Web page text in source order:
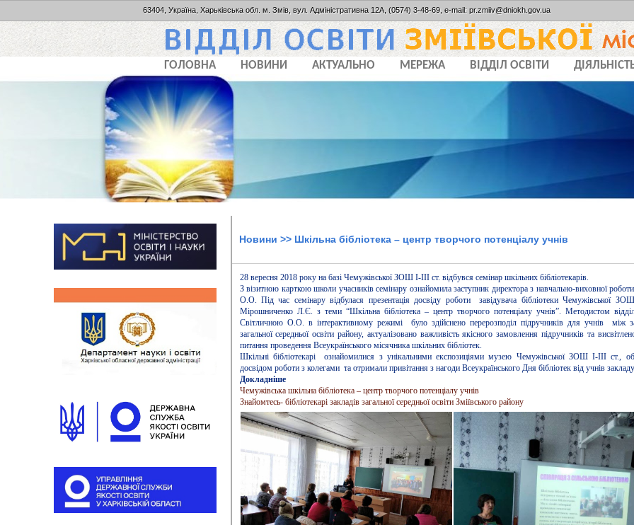
63404, Україна, Харьківська обл. м. Змів, вул. Адміністративна 12А, (0574) 3-48-69, e-mail: pr.zmiiv@dniokh.gov.ua
ГОЛОВНА НОВИНИ АКТУАЛЬНО МЕРЕЖА ВІДДІЛ ОСВІТИ
Новини >> Шкільна бібліотека – центр творчого потенціалу учнів
28 вересня 2018 року на базі Чемужівської ЗОШ І-ІІІ ст. відбувся семінар шкільних бібліотекарів.
З візитною карткою школи учасників семінару ознайомила заступник директора з навчально-виховної
О.О. Під час семінару відбулася презентація досвіду роботи завідувача бібліотеки Чемужівської ЗОШ
Мірошниченко Л.Є. з теми “Шкільна бібліотека – центр творчого потенціалу учнів”. Методистом
Світличною О.О. в інтерактивному режимі було здійснено перерозподіл підручників для учнів між
загальної середньої освіти району, актуалізовано важливість якісного замовлення підручників та
питання проведення Всеукраїнського місячника шкільних бібліотек.
Шкільні бібліотекарі ознайомилися з унікальними експозиціями музею Чемужівської ЗОШ І-ІІІ ст.,
досвідом роботи з колегами та отримали привітання з нагоди Всеукраїнського Дня бібліотек від учнів
Докладніше
Чемужівська шкільна бібліотека – центр творчого потенціалу учнів
Знайомтесь- бібліотекарі закладів загальної середньої освіти Зміївського району